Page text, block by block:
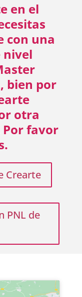
en el
con una
nivel
bien por
otra
favor
Crearte
PNL de